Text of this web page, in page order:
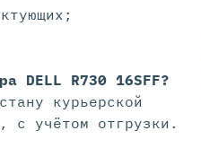
DELL R730 16SFF?
курьерской
с учётом отгрузки.